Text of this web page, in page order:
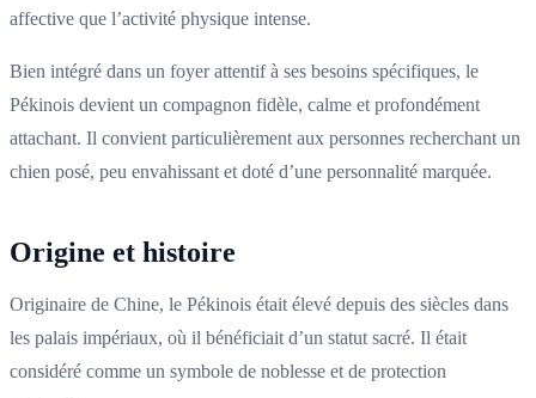
affective que l’activité physique intense.
Bien intégré dans un foyer attentif à ses besoins spécifiques, le
Pékinois devient un compagnon fidèle, calme et profondément
attachant. Il convient particulièrement aux personnes recherchant un
chien posé, peu envahissant et doté d’une personnalité marquée.
Origine et histoire
Originaire de Chine, le Pékinois était élevé depuis des siècles dans
les palais impériaux, où il bénéficiait d’un statut sacré. Il était
considéré comme un symbole de noblesse et de protection